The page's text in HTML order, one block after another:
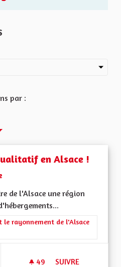
par :
en Alsace !
de l'Alsace une région
: La Culture, l'Education et
le rayonnement de l'Alsace
49 49 ABONNÉS
SUIVRE